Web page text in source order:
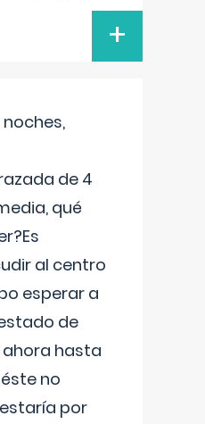
+
de 4
qué
al centro
esperar a
de
hasta
no
por